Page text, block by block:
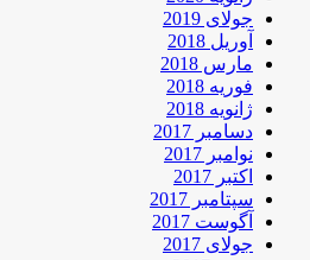
جولای 2019
آوریل 2018
مارس 2018
فوریه 2018
ژانویه 2018
دسامبر 2017
نوامبر 2017
اکتبر 2017
سپتامبر 2017
آگوست 2017
جولای 2017